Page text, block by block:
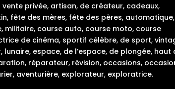
privée, artisan, de créateur, cadeaux,
fête des mères, fête des pères, automatique,
militaire, course auto, course moto, course
de cinéma, sportif célèbre, de sport,
espace, de l’espace, de plongée, haut
réparateur, révision, occasions,
aventurière, explorateur, exploratrice.